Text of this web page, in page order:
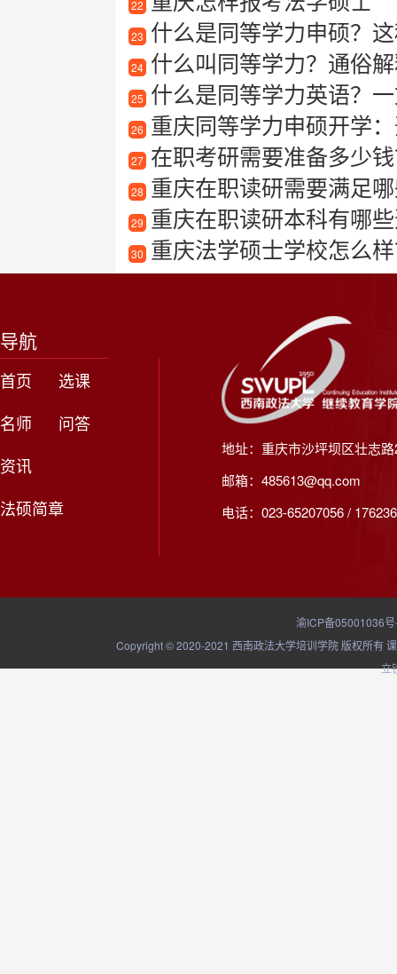
22
23 什么是同等学力申硕？
24 什么叫同等学力？通俗
25 什么是同等学力英语？
26 重庆同等学力申硕开学
27 在职考研需要准备多少
28 重庆在职读研需要满足
29 重庆在职读研本科有哪些
30 重庆法学硕士学校怎么
导航
首页
选课
名师
问答
资讯
法硕简章
地址：重庆市沙坪坝区壮志
邮箱：485613@qq.com
电话：023-65207056 /
渝ICP备05001036
Copyright © 2020-2021 西南政法大学培训学院 版权所有
立